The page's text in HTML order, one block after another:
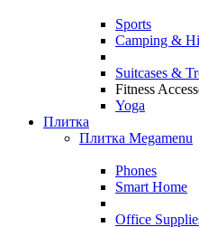
Sports
Camping &
Suitcases &
Fitness
Yoga
Плитка
Плитка Megamenu
Phones
Smart Home
Office